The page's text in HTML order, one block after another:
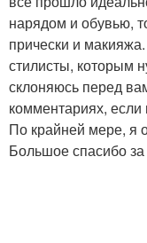
нарядом и обувью,
прически и
стилисты, которым
склоняюсь перед
комментариях,
По крайней мере, я
Большое спасибо